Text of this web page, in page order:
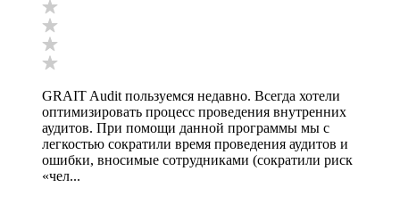
GRAIT Audit пользуемся недавно. Всегда хотели
оптимизировать процесс проведения внутренних
аудитов. При помощи данной программы мы с
легкостью сократили время проведения аудитов и
ошибки, вносимые сотрудниками (сократили риск
«чел...